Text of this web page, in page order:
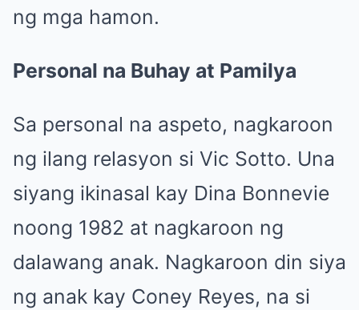
ng mga hamon.
Personal na Buhay at Pamilya
Sa personal na aspeto, nagkaroon
ng ilang relasyon si Vic Sotto. Una
siyang ikinasal kay Dina Bonnevie
noong 1982 at nagkaroon ng
dalawang anak. Nagkaroon din siya
ng anak kay Coney Reyes, na si